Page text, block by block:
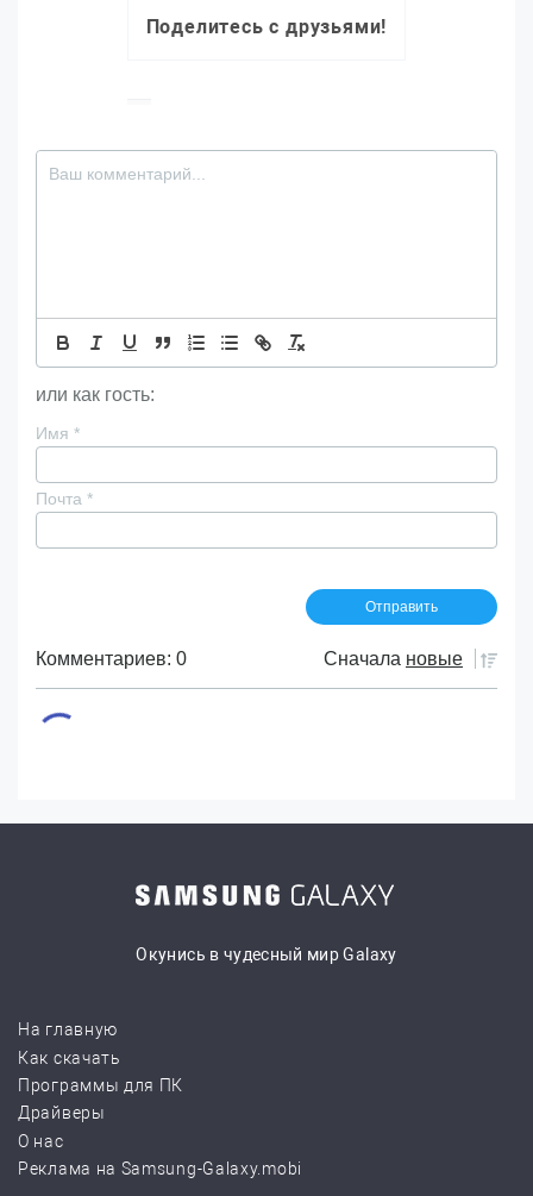
Поделитесь с друзьями!
или как гость:
Имя *
Почта *
Комментариев: 0 Сначала новые
Окунись в чудесный мир Galaxy
На главную
Как скачать
Программы для ПК
Драйверы
О нас
Реклама на Samsung-Galaxy.mobi